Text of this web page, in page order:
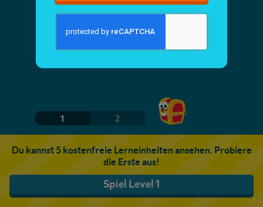
1 2
Du kannst 5 kostenfreie Lerneinheiten ansehen. Probiere
die Erste aus!
Spiel Level 1